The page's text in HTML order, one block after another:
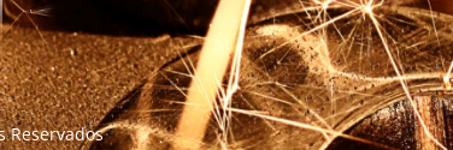
Reservados